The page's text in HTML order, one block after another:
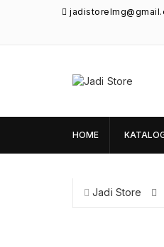
Unik di Lamongan
HOME
Jadi Store